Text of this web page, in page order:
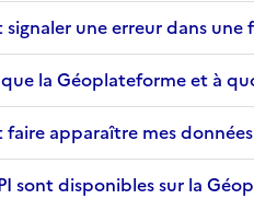
une erreur dans
que la Géoplateforme et à
apparaître mes
sont disponibles sur la